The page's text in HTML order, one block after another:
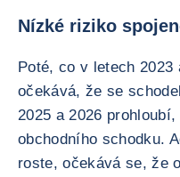
Nízké riziko
Poté, co v letech
očekává, že se
2025 a 2026
obchodního schodku.
roste, očekává se, že